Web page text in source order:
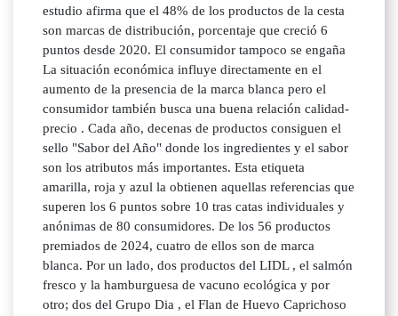
estudio afirma que el 48% de los productos de la cesta
son marcas de distribución, porcentaje que creció 6
puntos desde 2020. El consumidor tampoco se engaña
La situación económica influye directamente en el
aumento de la presencia de la marca blanca pero el
consumidor también busca una buena relación calidad-
precio . Cada año, decenas de productos consiguen el
sello "Sabor del Año" donde los ingredientes y el sabor
son los atributos más importantes. Esta etiqueta
amarilla, roja y azul la obtienen aquellas referencias que
superen los 6 puntos sobre 10 tras catas individuales y
anónimas de 80 consumidores. De los 56 productos
premiados de 2024, cuatro de ellos son de marca
blanca. Por un lado, dos productos del LIDL , el salmón
fresco y la hamburguesa de vacuno ecológica y por
otro; dos del Grupo Dia , el Flan de Huevo Caprichoso